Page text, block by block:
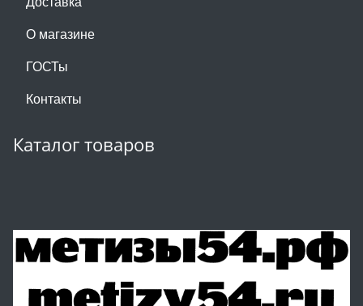
О магазине
ГОСТы
Контакты
Каталог товаров